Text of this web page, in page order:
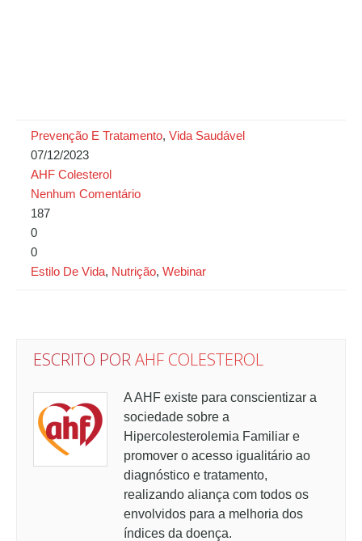
Prevenção E Tratamento, Vida Saudável
07/12/2023
AHF Colesterol
Nenhum Comentário
187
0
0
Estilo De Vida, Nutrição, Webinar
ESCRITO PORAHF COLESTEROL
A AHF existe para conscientizar a
sociedade sobre a
Hipercolesterolemia Familiar e
promover o acesso igualitário ao
diagnóstico e tratamento,
realizando aliança com todos os
envolvidos para a melhoria dos
índices da doença.